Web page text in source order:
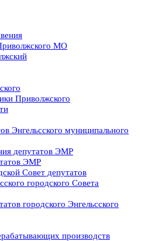
МО
Приволжского
Энгельсского муниципального
депутатов ЭМР
ЭМР
Совет депутатов
городского Совета
городского Энгельсского
производств